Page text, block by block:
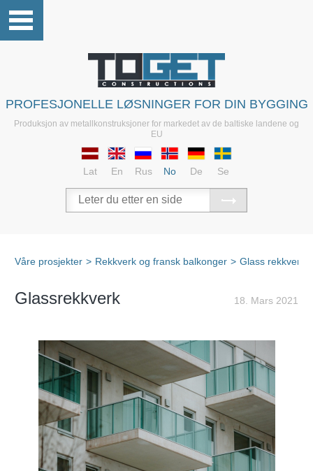
PROFESJONELLE LØSNINGER FOR DIN BYGGING
Produksjon av metallkonstruksjoner for markedet av de baltiske landene og
EU
Lat En Rus No De Se
Våre prosjekter > Rekkverk og fransk balkonger > Glass rekkverk
18. Mars 2021
Glassrekkverk